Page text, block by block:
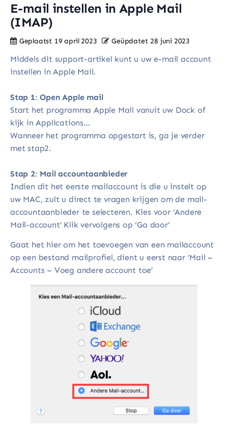
E-mail instellen in Apple Mail
(IMAP)
Geplaatst 19 april 2023 Geüpdatet 28 juni 2023
Middels dit support-artikel kunt u uw e-mail account
instellen in Apple Mail.
Stap 1:Open Apple mail
Start het programma Apple Mail vanuit uw Dock of
kijk in Applications…
Wanneer het programma opgestart is, ga je verder
met stap2.
Stap 2: Mail accountaanbieder
Indien dit het eerste mailaccount is die u instelt op
uw MAC, zult u direct te vragen krijgen om de mail-
accountaanbieder te selecteren. Kies voor ‘Andere
Mail-account’ Klik vervolgens op ‘Ga door’
Gaat het hier om het toevoegen van een mailaccount
op een bestand mailprofiel, dient u eerst naar ‘Mail –
Accounts – Voeg andere account toe’